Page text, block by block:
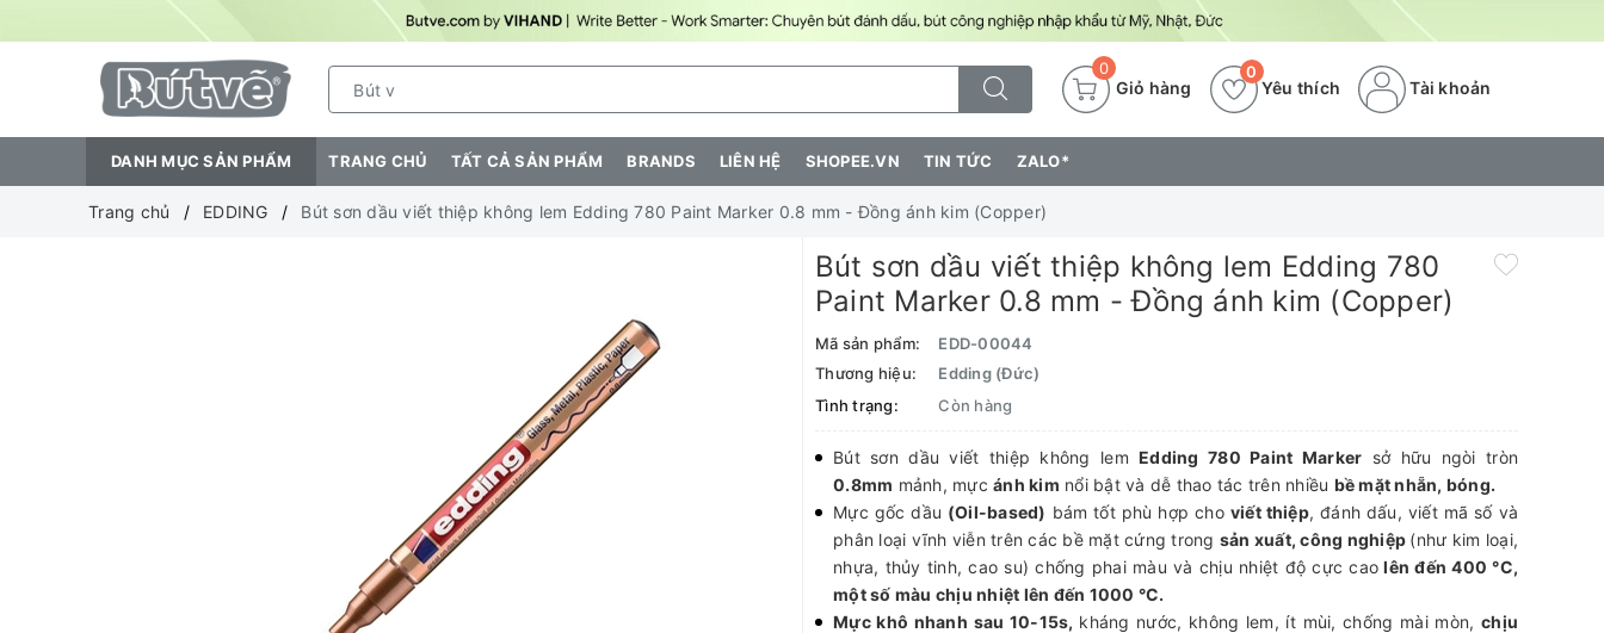
0
Giỏ hàng Yêu thích
0
Tài khoản
DANH MỤC SẢN PHẨM TRANG CHỦ TẤT CẢ SẢN PHẨM BRANDS LIÊN HỆ SHOPEE.VN TIN TỨC ZALO*
Trang chủ EDDING Bút sơn dầu viết thiệp không lem Edding 780 Paint Marker 0.8 mm - Đồng ánh kim (Copper)
Bút sơn dầu viết thiệp không lem Edding 780
Paint Marker 0.8 mm - Đồng ánh kim (Copper)
Mã sản phẩm:
EDD-00044
Thương hiệu:
Edding (Đức)
Tình trạng:
Còn hàng
Bút sơn dầu viết thiệp không lemEdding 780 Paint Marker sở hữu ngòi tròn
0.8mm mảnh, mực ánh kim nổi bật và dễ thao tác trên nhiều bề mặt nhẵn, bóng.
Mực gốc dầu (Oil-based) bám tốt phù hợp cho viết thiệp, đánh dấu, viết mã số và
phân loại vĩnh viễn trên các bề mặt cứng trong sản xuất, công nghiệp (như kim loại,
nhựa, thủy tinh, cao su) chống phai màu và chịu nhiệt độ cực cao lên đến 400 °C,
một số màu chịu nhiệt lên đến 1000 °C.
Mực khô nhanh sau 10-15s, kháng nước, không lem, ít mùi, chống mài mòn,chịu